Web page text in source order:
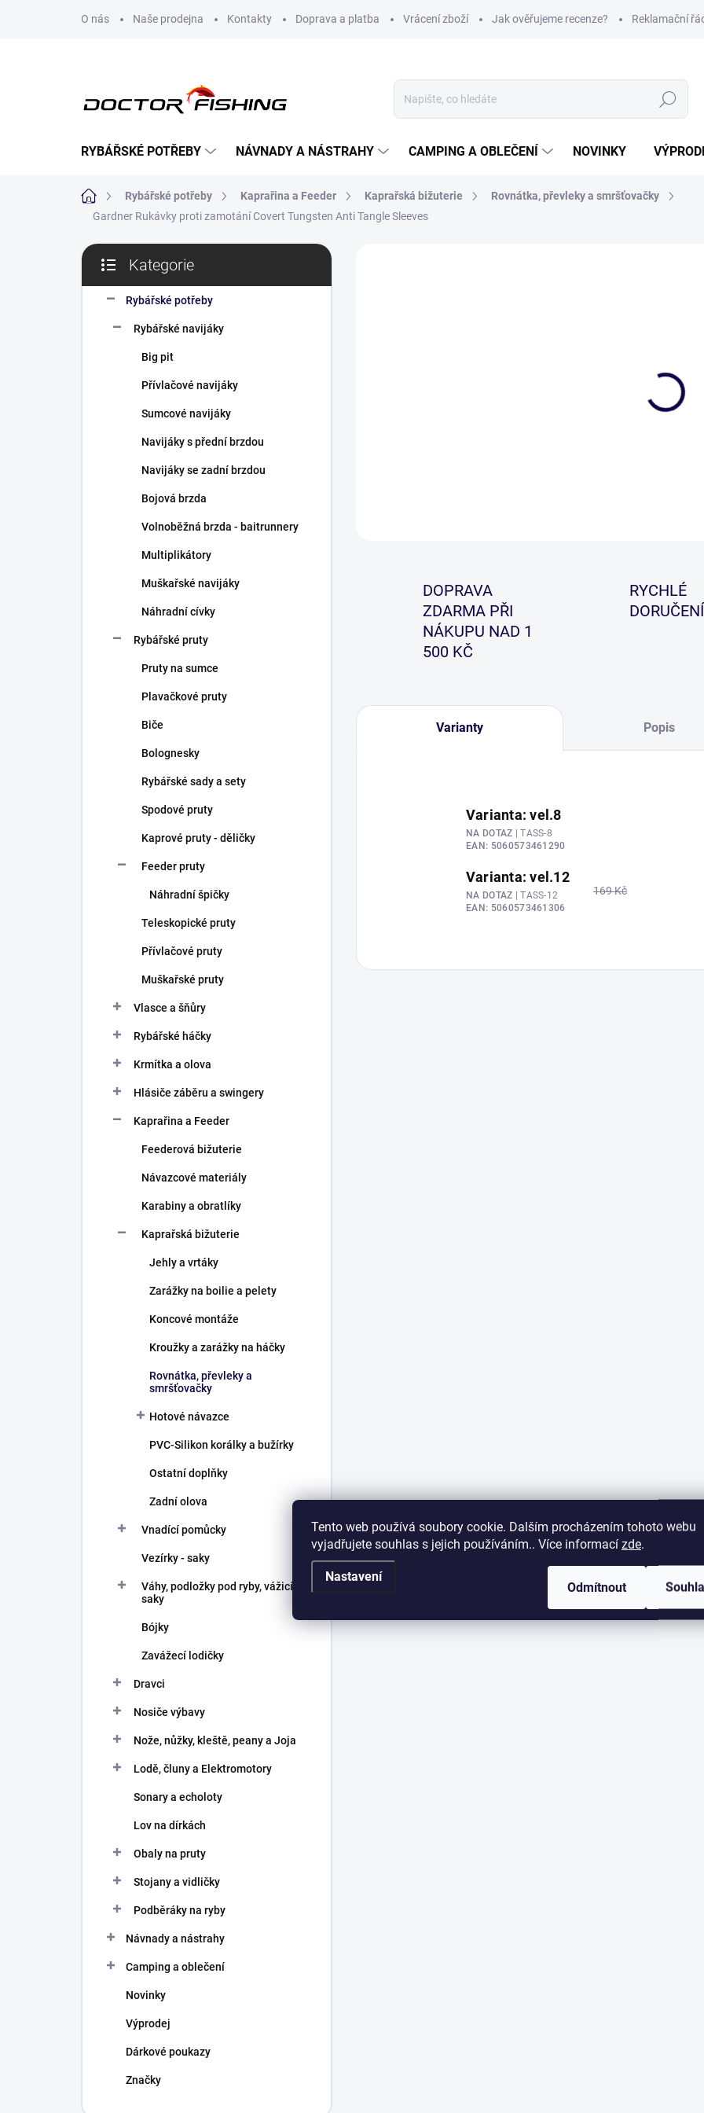
Tento web používá soubory cookie. Dalším procházením tohoto webu
vyjadřujete souhlas s jejich používáním.. Více informací zde.
Nastavení
Odmítnout
O nás Naše prodejna Kontakty Doprava a platba Vrácení zboží Jak ověřujeme recenze? Reklamační
Hledat
RYBÁŘSKÉ POTŘEBY NÁVNADY A NÁSTRAHY CAMPING A OBLEČENÍ NOVINKY
Domů Rybářské potřeby Kaprařina a Feeder Kaprařská bižuterie
Rovnátka, převleky a smršťovačky
Gardner Rukávky proti zamotání Covert Tungsten Anti Tangle Sleeves
P
s
kategorie
Kategorie
Rybářské potřeby
Rybářské navijáky
Big pit
Přívlačové navijáky
Sumcové navijáky
Navijáky s přední brzdou
Navijáky se zadní brzdou
Bojová brzda
Volnoběžná brzda - baitrunnery
Multiplikátory
Muškařské navijáky
Náhradní cívky
Rybářské pruty
Pruty na sumce
Plavačkové pruty
Biče
Bolognesky
Rybářské sady a sety
Spodové pruty
Kaprové pruty - děličky
Feeder pruty
Náhradní špičky
Teleskopické pruty
Přívlačové pruty
Muškařské pruty
Vlasce a šňůry
Rybářské háčky
Krmítka a olova
Hlásiče záběru a swingery
Kaprařina a Feeder
Feederová bižuterie
Návazcové materiály
Karabiny a obratlíky
Kaprařská bižuterie
Jehly a vrtáky
Zarážky na boilie a pelety
Koncové montáže
Kroužky a zarážky na háčky
Rovnátka, převleky a
smršťovačky
Hotové návazce
PVC-Silikon korálky a bužírky
Ostatní doplňky
Zadní olova
Vnadící pomůcky
Vezírky - saky
Váhy, podložky pod ryby, vážicí
saky
Bójky
Zavážecí lodičky
Dravci
Nosiče výbavy
Nože, nůžky, kleště, peany a Joja
Lodě, čluny a Elektromotory
Sonary a echoloty
Lov na dírkách
Obaly na pruty
Stojany a vidličky
Podběráky na ryby
Návnady a nástrahy
Camping a oblečení
Novinky
Výprodej
Dárkové poukazy
Značky
DOPRAVA
ZDARMA PŘI
NÁKUPU NAD 1
500 KČ
RYCHLÉ
DORUČENÍ
Varianty Popis
Varianta: vel.8
NA DOTAZ
| TASS-8
EAN: 5060573461290
Varianta: vel.12
NA DOTAZ
| TASS-12
EAN: 5060573461306
169 Kč